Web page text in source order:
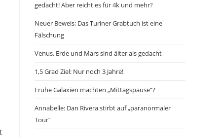
gedacht! Aber reicht es für 4k und mehr?
Neuer Beweis: Das Turiner Grabtuch ist eine
Fälschung
Venus, Erde und Mars sind älter als gedacht
1,5 Grad Ziel: Nur noch 3 Jahre!
Frühe Galaxien machten „Mittagspause“?
Annabelle: Dan Rivera stirbt auf „paranormaler
Tour“